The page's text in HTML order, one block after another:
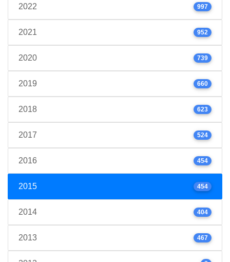
2022 997
2021 952
2020 739
2019 660
2018 623
2017 524
2016 454
2015 454
2014 404
2013 467